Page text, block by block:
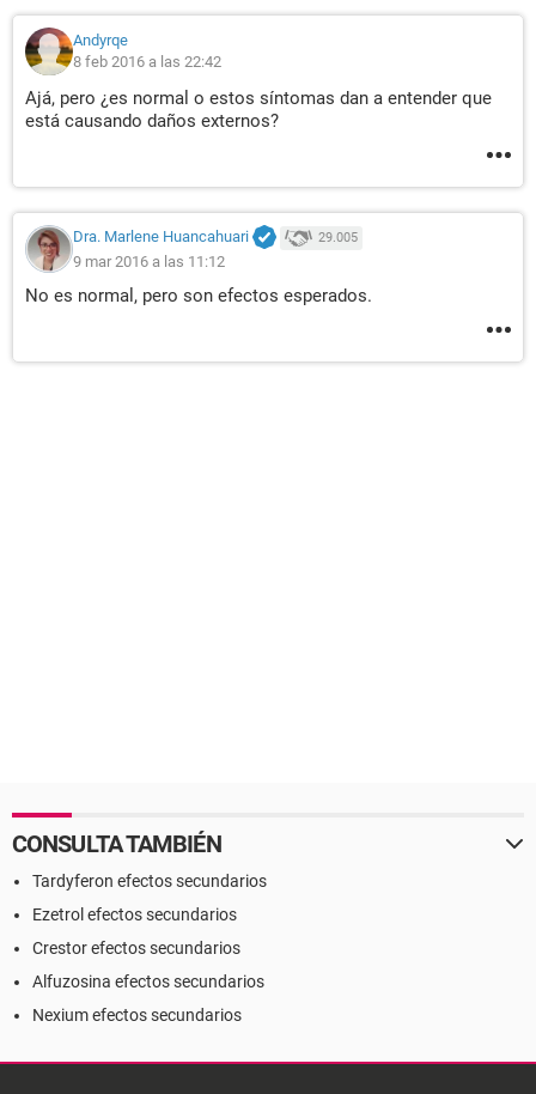
Andyrqe
8 feb 2016 a las 22:42
Ajá, pero ¿es normal o estos síntomas dan a entender que
está causando daños externos?
Dra. Marlene Huancahuari 29.005
9 mar 2016 a las 11:12
No es normal, pero son efectos esperados.
CONSULTA TAMBIÉN
Tardyferon efectos secundarios
Ezetrol efectos secundarios
Crestor efectos secundarios
Alfuzosina efectos secundarios
Nexium efectos secundarios